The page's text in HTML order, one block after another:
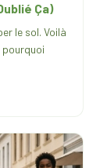
Ça)
le sol. Voilà
pourquoi